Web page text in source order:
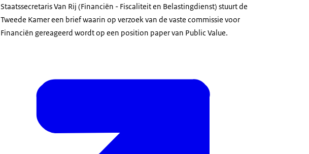
Staatssecretaris Van Rij (Financiën - Fiscaliteit en Belastingdienst) stuurt de
Tweede Kamer een brief waarin op verzoek van de vaste commissie voor
Financiën gereageerd wordt op een position paper van Public Value.